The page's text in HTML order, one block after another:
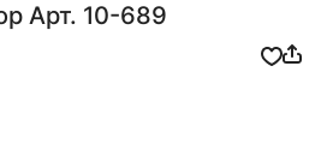
Арт. 10-689